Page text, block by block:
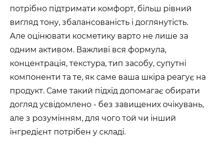
потрібно підтримати комфорт, більш рівний
вигляд тону, збалансованість і доглянутість.
Але оцінювати косметику варто не лише за
одним активом. Важливі вся формула,
концентрація, текстура, тип засобу, супутні
компоненти та те, як саме ваша шкіра реагує на
продукт. Саме такий підхід допомагає обирати
догляд усвідомлено - без завищених очікувань,
але з розумінням, для чого той чи інший
інгредієнт потрібен у складі.